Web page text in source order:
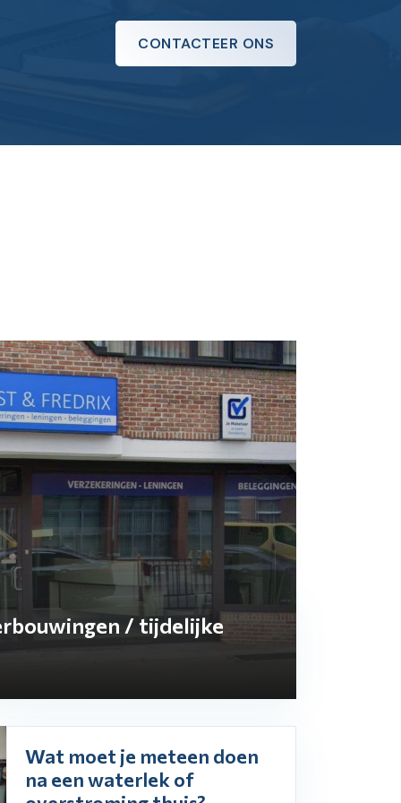
CONTACTEER ONS
/ tijdelijke
Wat moet je meteen doen
na een waterlek of